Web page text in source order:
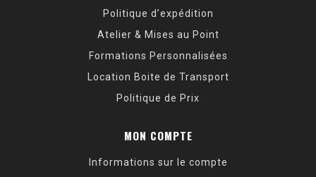
Politique d’expédition
Atelier & Mises au Point
Formations Personnalisées
Location Boite de Transport
Politique de Prix
MON COMPTE
Informations sur le compte